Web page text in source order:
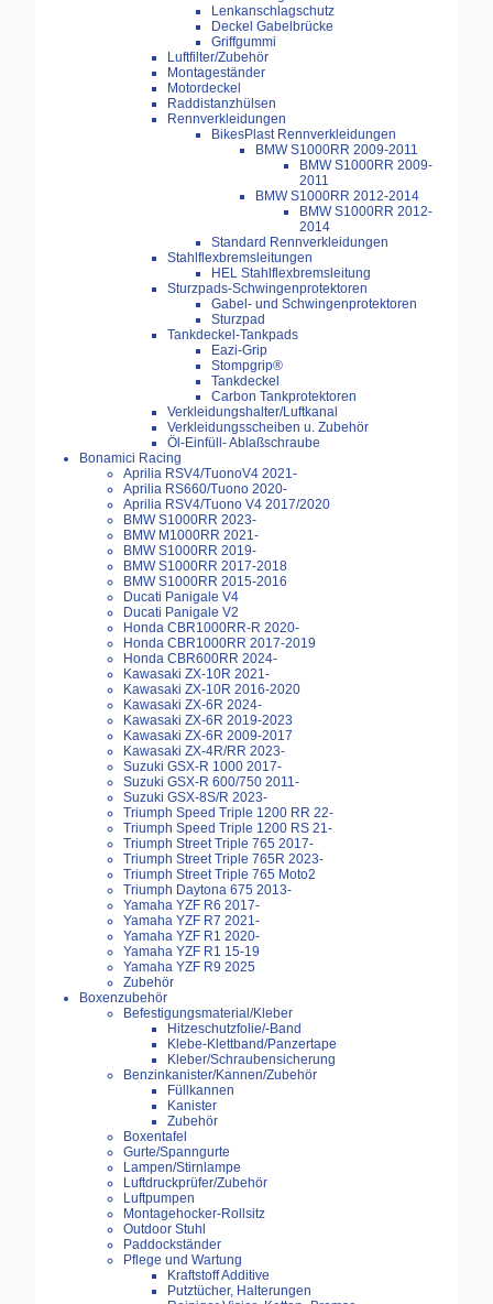
Lenkanschlagschutz
Deckel Gabelbrücke
Griffgummi
Luftfilter/Zubehör
Montageständer
Motordeckel
Raddistanzhülsen
Rennverkleidungen
BikesPlast Rennverkleidungen
BMW S1000RR 2009-2011
BMW S1000RR 2009-
2011
BMW S1000RR 2012-2014
BMW S1000RR 2012-
2014
Standard Rennverkleidungen
Stahlflexbremsleitungen
HEL Stahlflexbremsleitung
Sturzpads-Schwingenprotektoren
Gabel- und Schwingenprotektoren
Sturzpad
Tankdeckel-Tankpads
Eazi-Grip
Stompgrip®
Tankdeckel
Carbon Tankprotektoren
Verkleidungshalter/Luftkanal
Verkleidungsscheiben u. Zubehör
Öl-Einfüll- Ablaßschraube
Bonamici Racing
Aprilia RSV4/TuonoV4 2021-
Aprilia RS660/Tuono 2020-
Aprilia RSV4/Tuono V4 2017/2020
BMW S1000RR 2023-
BMW M1000RR 2021-
BMW S1000RR 2019-
BMW S1000RR 2017-2018
BMW S1000RR 2015-2016
Ducati Panigale V4
Ducati Panigale V2
Honda CBR1000RR-R 2020-
Honda CBR1000RR 2017-2019
Honda CBR600RR 2024-
Kawasaki ZX-10R 2021-
Kawasaki ZX-10R 2016-2020
Kawasaki ZX-6R 2024-
Kawasaki ZX-6R 2019-2023
Kawasaki ZX-6R 2009-2017
Kawasaki ZX-4R/RR 2023-
Suzuki GSX-R 1000 2017-
Suzuki GSX-R 600/750 2011-
Suzuki GSX-8S/R 2023-
Triumph Speed Triple 1200 RR 22-
Triumph Speed Triple 1200 RS 21-
Triumph Street Triple 765 2017-
Triumph Street Triple 765R 2023-
Triumph Street Triple 765 Moto2
Triumph Daytona 675 2013-
Yamaha YZF R6 2017-
Yamaha YZF R7 2021-
Yamaha YZF R1 2020-
Yamaha YZF R1 15-19
Yamaha YZF R9 2025
Zubehör
Boxenzubehör
Befestigungsmaterial/Kleber
Hitzeschutzfolie/-Band
Klebe-Klettband/Panzertape
Kleber/Schraubensicherung
Benzinkanister/Kannen/Zubehör
Füllkannen
Kanister
Zubehör
Boxentafel
Gurte/Spanngurte
Lampen/Stirnlampe
Luftdruckprüfer/Zubehör
Luftpumpen
Montagehocker-Rollsitz
Outdoor Stuhl
Paddockständer
Pflege und Wartung
Kraftstoff Additive
Putztücher, Halterungen